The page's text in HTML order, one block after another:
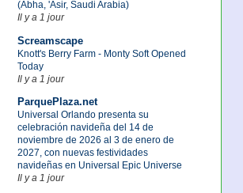
(Abha, 'Asir, Saudi Arabia)
Il y a 1 jour
Screamscape
Knott's Berry Farm - Monty Soft Opened
Today
Il y a 1 jour
ParquePlaza.net
Universal Orlando presenta su
celebración navideña del 14 de
noviembre de 2026 al 3 de enero de
2027, con nuevas festividades
navideñas en Universal Epic Universe
Il y a 1 jour